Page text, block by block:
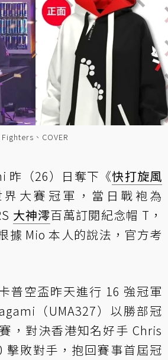
、COVER
昨（26）日奪下《快打旋風
大賽冠軍，當日戰袍為
大神澪百萬訂閱紀念帽 T，
據 Mio 本人的說法，官方考
普空盃昨天進行 16 強冠軍
（UMA327）以勝部冠
，對決香港知名好手 Chris
擊敗對手，抱回賽事首屆冠